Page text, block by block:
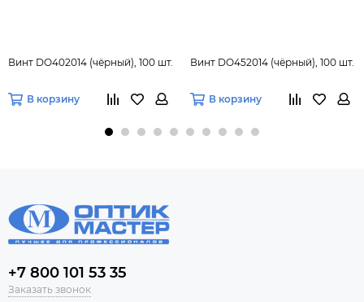
Винт DO402014 (чёрный), 100 шт.
В корзину
Винт DO452014 (чёрный), 100 шт.
В корзину
+7 800 101 53 35
Заказать звонок